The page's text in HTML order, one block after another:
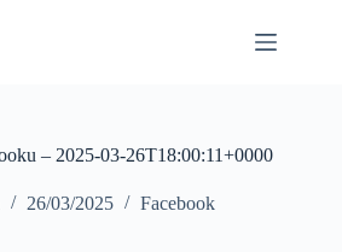
– 2025-03-26T18:00:11+0000
26/03/2025 Facebook